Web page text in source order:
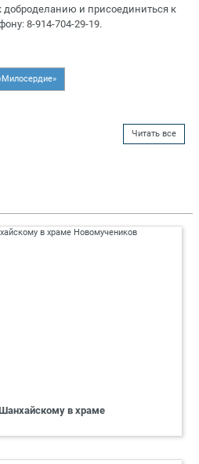
доброделанию и присоединиться к
8-914-704-29-19.
Читать все
в храме